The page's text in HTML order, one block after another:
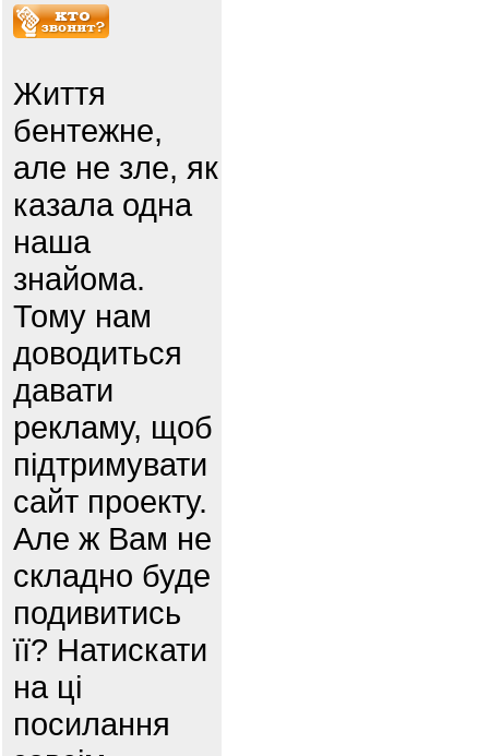
Життя
бентежне,
але не зле, як
казала одна
наша
знайома.
Тому нам
доводиться
давати
рекламу, щоб
підтримувати
сайт проекту.
Але ж Вам не
складно буде
подивитись
її? Натискати
на ці
посилання